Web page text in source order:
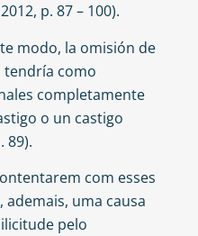
p. 87 – 100).
modo, la omisión de
tendría como
completamente
o un castigo
89).
com esses
uma causa
pelo